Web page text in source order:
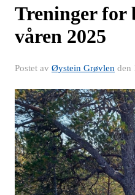
Treninger for
våren 2025
Postet av Øystein Grøvlen den